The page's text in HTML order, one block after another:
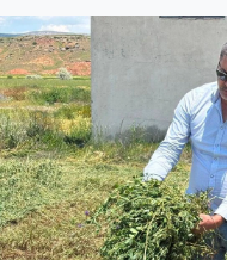
Asayiş
Yaşam
Sağlık
Eğitim
Kültür